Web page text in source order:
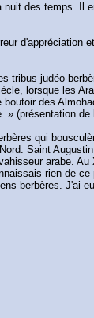
des temps. Il
d'appréciation
tribus judéo-
lorsque les
des
» (présentation de
qui
Saint
arabe.
rien de
berbères. J'ai